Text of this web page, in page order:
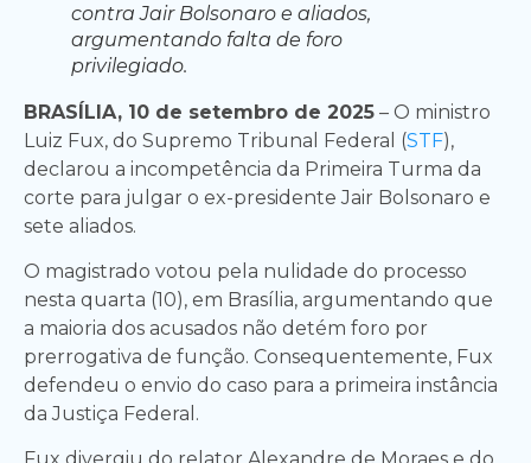
contra Jair Bolsonaro e aliados,
argumentando falta de foro
privilegiado.
BRASÍLIA, 10 de setembro de 2025 – O ministro
Luiz Fux, do Supremo Tribunal Federal (STF),
declarou a incompetência da Primeira Turma da
corte para julgar o ex-presidente Jair Bolsonaro e
sete aliados.
O magistrado votou pela nulidade do processo
nesta quarta (10), em Brasília, argumentando que
a maioria dos acusados não detém foro por
prerrogativa de função. Consequentemente, Fux
defendeu o envio do caso para a primeira instância
da Justiça Federal.